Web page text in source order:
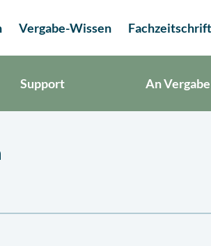
Vergabe-Wissen
Support An